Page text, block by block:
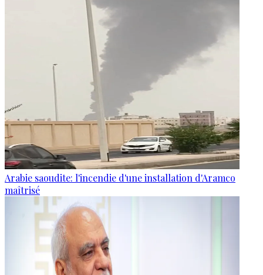
Arabie saoudite: l'incendie d'une installation d'Aramco
maîtrisé